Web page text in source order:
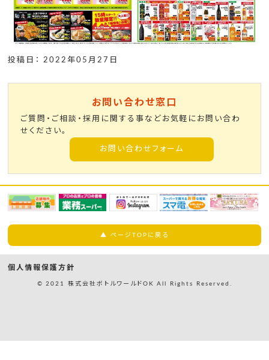
投稿日： 2022年05月27日
お問い合わせ窓口
ご質問・ご相談・採用に関する事などお気軽にお問い合わ
せください。
お問い合わせフォーム
▲ ページTOPに戻る
個人情報保護方針
© 2021 株式会社ボトルワールドOK All Rights Reserved.